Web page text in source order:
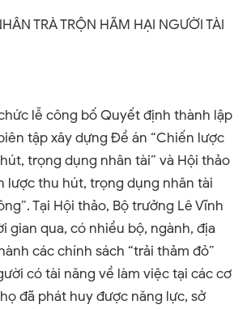
TRÀ TRỘN HÃM HẠI NGƯỜI TÀI
lễ công bố Quyết định thành lập
tập xây dựng Đề án “Chiến lược
trọng dụng nhân tài” và Hội thảo
lược thu hút, trọng dụng nhân tài
Tại Hội thảo, Bộ trưởng Lê Vĩnh
gian qua, có nhiều bộ, ngành, địa
các chính sách “trải thảm đỏ”
có tài năng về làm việc tại các cơ
đã phát huy được năng lực, sở